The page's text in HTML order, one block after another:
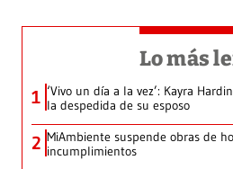
Lo más
1 ‘Vivo un día a la vez’: Kayra
la despedida de su esposo
2 MiAmbiente suspende obras de
incumplimientos